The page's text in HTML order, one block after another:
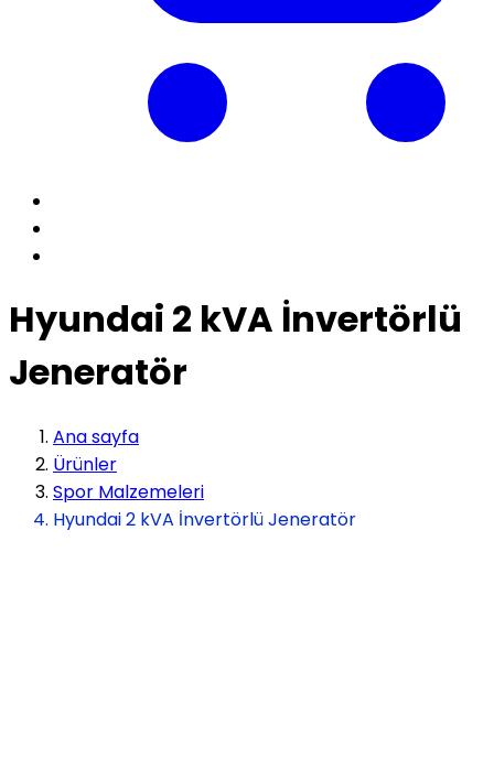
Hyundai 2 kVA İnvertörlü
Jeneratör
Ana sayfa
Ürünler
Spor Malzemeleri
Hyundai 2 kVA İnvertörlü Jeneratör